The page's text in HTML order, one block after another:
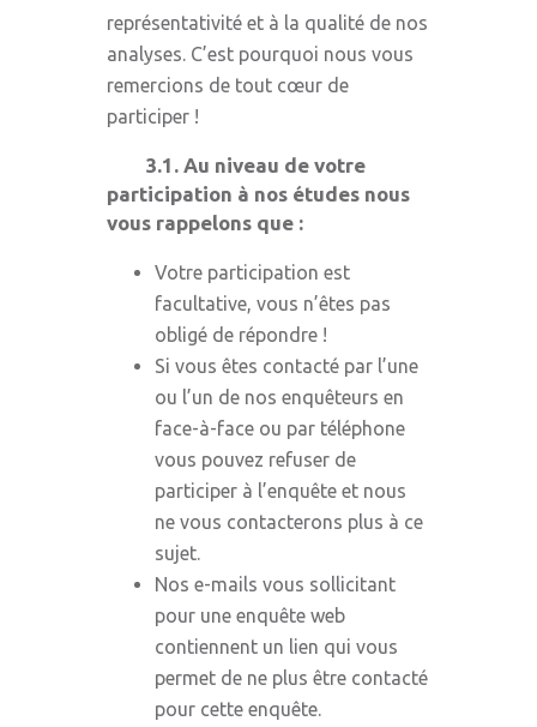
représentativité et à la qualité de nos
analyses. C’est pourquoi nous vous
remercions de tout cœur de
participer !
3.1. Au niveau de votre
participation à nos études nous
vous rappelons que :
Votre participation est
facultative, vous n’êtes pas
obligé de répondre !
Si vous êtes contacté par l’une
ou l’un de nos enquêteurs en
face-à-face ou par téléphone
vous pouvez refuser de
participer à l’enquête et nous
ne vous contacterons plus à ce
sujet.
Nos e-mails vous sollicitant
pour une enquête web
contiennent un lien qui vous
permet de ne plus être contacté
pour cette enquête.